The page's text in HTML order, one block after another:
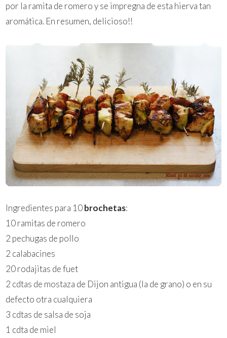
por la ramita de romero y se impregna de esta hierva tan
aromática. En resumen, delicioso!!
Ingredientes para 10brochetas:
10 ramitas de romero
2 pechugas de pollo
2 calabacines
20 rodajitas de fuet
2 cdtas de mostaza de Dijon antigua (la de grano) o en su
defecto otra cualquiera
3 cdtas de salsa de soja
1 cdta de miel